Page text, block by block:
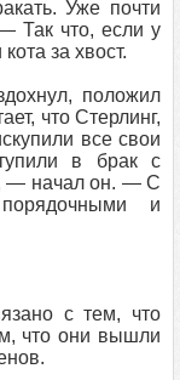
Уже почти
Так что, если у
за хвост.
положил
что Стерлинг,
все свои
в брак с
— начал он. — С
и
с тем, что
что они вышли